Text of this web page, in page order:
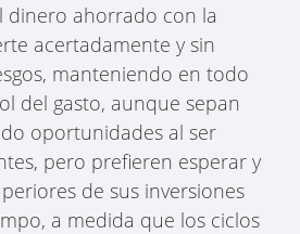
dinero ahorrado con la
acertadamente y sin
manteniendo en todo
del gasto, aunque sepan
oportunidades al ser
pero prefieren esperar y
de sus inversiones
a medida que los ciclos